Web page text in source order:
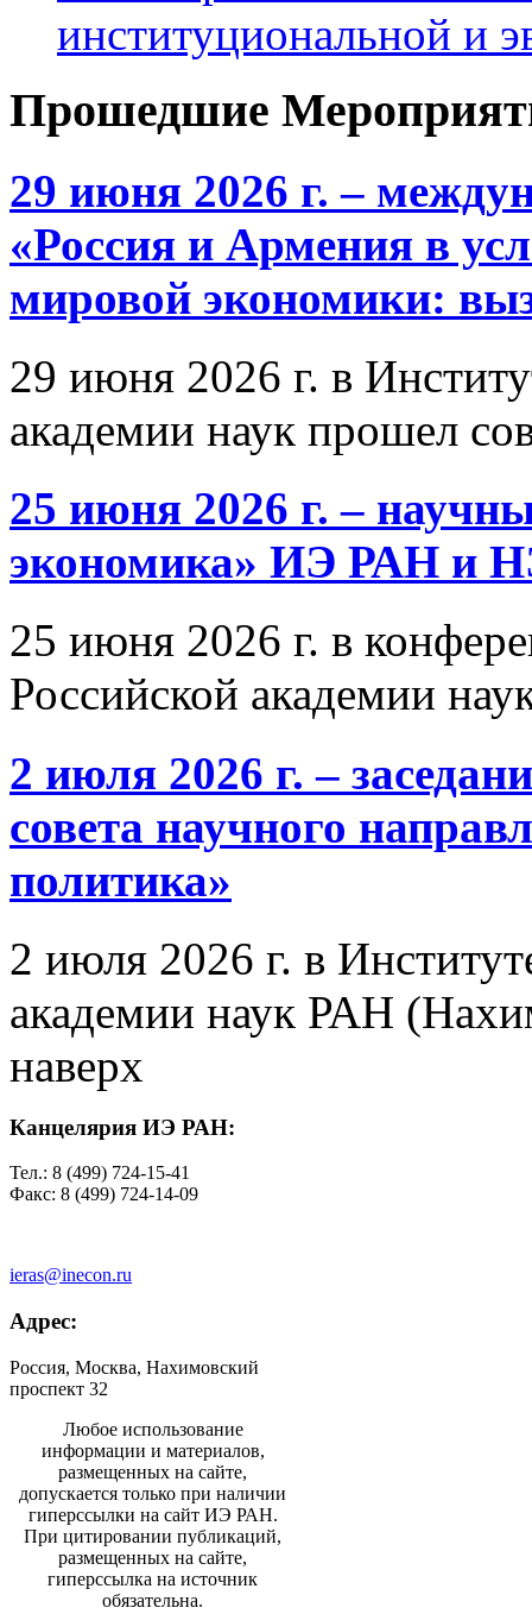
институциональной и
Прошедшие
29 июня 2026 г. –
«Россия и Армения в
мировой экономики:
29 июня 2026 г. в
академии наук прошел
25 июня 2026 г. –
экономика» ИЭ РАН и
25 июня 2026 г. в
Российской академии
2 июля 2026 г. –
совета научного
политика»
2 июля 2026 г. в
академии наук РАН
наверх
Канцелярия ИЭ РАН:
Тел.: 8 (499) 724-15-41
Факс: 8 (499) 724-14-09
ieras@inecon.ru
Адрес:
Россия, Москва, Нахимовский
проспект 32
Любое использование
информации и материалов,
размещенных на сайте,
допускается только при наличии
гиперссылки на сайт ИЭ РАН.
При цитировании публикаций,
размещенных на сайте,
гиперссылка на источник
обязательна.